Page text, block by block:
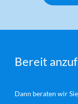
Bereit
Dann beraten wir